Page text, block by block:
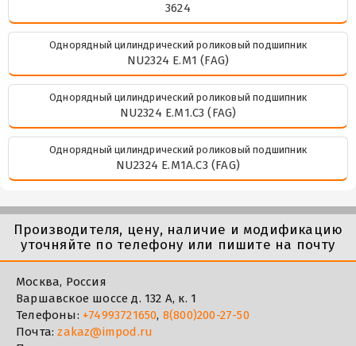
3624
Однорядный цилиндрический роликовый подшипник
NU2324 E.M1 (FAG)
Однорядный цилиндрический роликовый подшипник
NU2324 E.M1.C3 (FAG)
Однорядный цилиндрический роликовый подшипник
NU2324 E.M1A.C3 (FAG)
Производителя, цену, наличие и модификацию
уточняйте по телефону или пишите на почту
Москва, Россия
Варшавское шоссе д. 132 А, к. 1
Телефоны: +74993721650, 8(800)200-27-50
Почта:zakaz@impod.ru